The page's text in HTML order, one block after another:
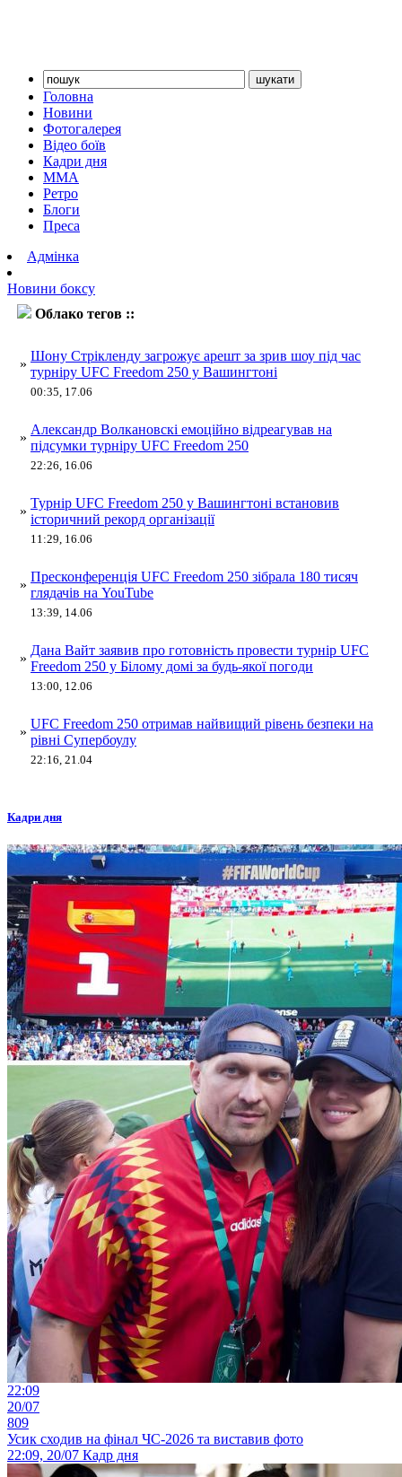
Головна
Новини
Фотогалерея
Відео боїв
Кадри дня
ММА
Ретро
Блоги
Преса
Адмінка
Новини боксу
Облако тегов ::
»
Шону Стрікленду загрожує арешт за зрив шоу під час
турніру UFC Freedom 250 у Вашингтоні
00:35, 17.06
»
Александр Волкановскі емоційно відреагував на
підсумки турніру UFC Freedom 250
22:26, 16.06
»
Турнір UFC Freedom 250 у Вашингтоні встановив
історичний рекорд організації
11:29, 16.06
»
Пресконференція UFC Freedom 250 зібрала 180 тисяч
глядачів на YouTube
13:39, 14.06
»
Дана Вайт заявив про готовність провести турнір UFC
Freedom 250 у Білому домі за будь-якої погоди
13:00, 12.06
»
UFC Freedom 250 отримав найвищий рівень безпеки на
рівні Супербоулу
22:16, 21.04
Кадри дня
22:09
20/07
809
Усик сходив на фінал ЧС-2026 та виставив фото
22:09, 20/07 Кадр дня